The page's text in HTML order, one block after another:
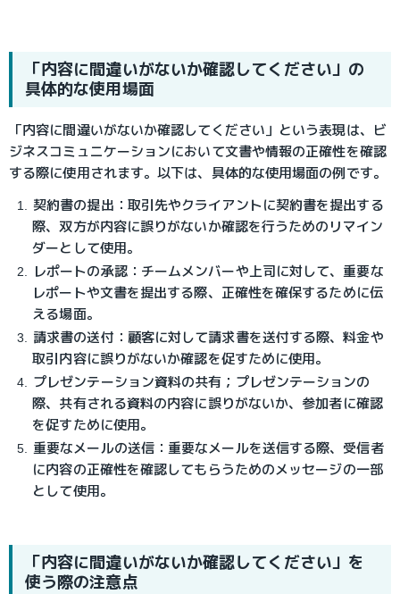
「内容に間違いがないか確認してください」の
具体的な使用場面
「内容に間違いがないか確認してください」という表現は、ビ
ジネスコミュニケーションにおいて文書や情報の正確性を確認
する際に使用されます。以下は、具体的な使用場面の例です。
契約書の提出： 取引先やクライアントに契約書を提出する
際、双方が内容に誤りがないか確認を行うためのリマイン
ダーとして使用。
レポートの承認： チームメンバーや上司に対して、重要な
レポートや文書を提出する際、正確性を確保するために伝
える場面。
請求書の送付： 顧客に対して請求書を送付する際、料金や
取引内容に誤りがないか確認を促すために使用。
プレゼンテーション資料の共有； プレゼンテーションの
際、共有される資料の内容に誤りがないか、参加者に確認
を促すために使用。
重要なメールの送信： 重要なメールを送信する際、受信者
に内容の正確性を確認してもらうためのメッセージの一部
として使用。
「内容に間違いがないか確認してください」を
使う際の注意点